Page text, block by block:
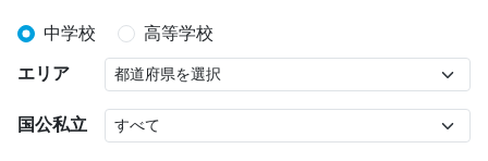
中学校 高等学校
エリア
国公私立